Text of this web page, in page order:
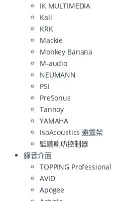
IK MULTIMEDIA
Kali
KRK
Mackie
Monkey Banana
M-audio
NEUMANN
PSI
PreSonus
Tannoy
YAMAHA
IsoAcoustics 避震架
監聽喇叭控制器
錄音介面
TOPPING Professional
AVID
Apogee